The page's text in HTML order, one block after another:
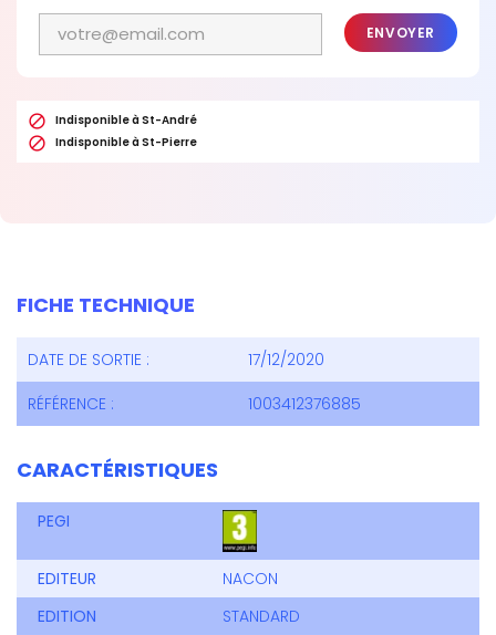
ENVOYER
 Indisponible à St-André
 Indisponible à St-Pierre
FICHE TECHNIQUE
DATE DE SORTIE :
17/12/2020
RÉFÉRENCE :
1003412376885
CARACTÉRISTIQUES
PEGI
EDITEUR
NACON
EDITION
STANDARD